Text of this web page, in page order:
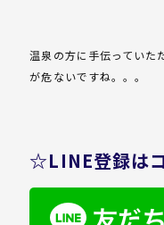
温泉の方に手伝っていた
が危ないですね。。。
☆LINE登録は